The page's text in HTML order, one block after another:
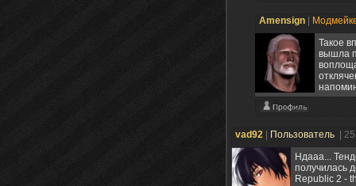
Amensign
Такое
вышла
vad92 Пользователь
|
Ндааа...
получилась
Republic 2 -